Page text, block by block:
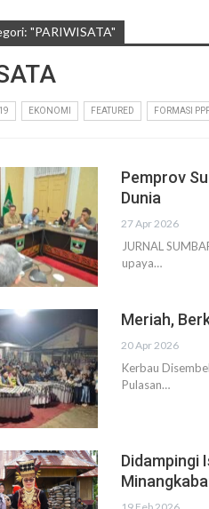
"PARIWISATA"
EKONOMI FEATURED FORMASI
Pemprov
Dunia
27 Apr 2026
JURNAL
upaya…
Meriah,
20 Apr 2026
Kerbau
Pulasan…
Didampingi